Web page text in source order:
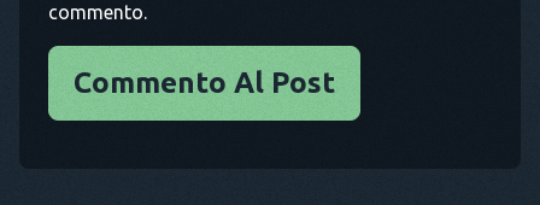
commento.
Commento Al Post